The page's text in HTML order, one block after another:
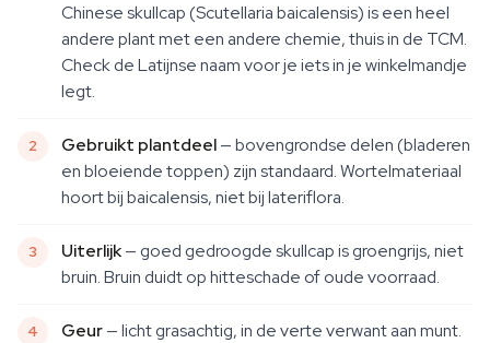
Chinese skullcap (Scutellaria baicalensis) is een heel
andere plant met een andere chemie, thuis in de TCM.
Check de Latijnse naam voor je iets in je winkelmandje
legt.
Gebruikt plantdeel— bovengrondse delen (bladeren
en bloeiende toppen) zijn standaard. Wortelmateriaal
hoort bij baicalensis, niet bij lateriflora.
Uiterlijk— goed gedroogde skullcap is groengrijs, niet
bruin. Bruin duidt op hitteschade of oude voorraad.
Geur— licht grasachtig, in de verte verwant aan munt.